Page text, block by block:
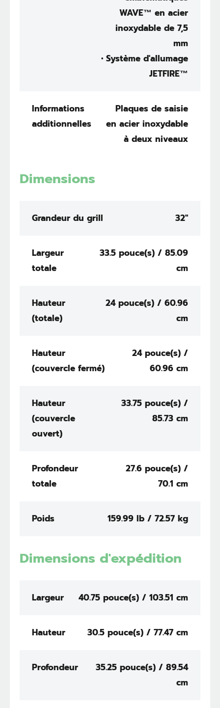
WAVE™ en acier
inoxydable de 7,5
mm
• Système d'allumage
JETFIRE™
Informations
additionnelles
Plaques de saisie
en acier inoxydable
à deux niveaux
Dimensions
Grandeur du grill 32"
Largeur
totale
33.5 pouce(s) / 85.09
cm
Hauteur
(totale)
24 pouce(s) / 60.96
cm
Hauteur
(couvercle fermé)
24 pouce(s) /
60.96 cm
Hauteur
(couvercle
ouvert)
33.75 pouce(s) /
85.73 cm
Profondeur
totale
27.6 pouce(s) /
70.1 cm
Poids 159.99 lb / 72.57 kg
Dimensions d'expédition
Largeur 40.75 pouce(s) / 103.51 cm
Hauteur 30.5 pouce(s) / 77.47 cm
Profondeur
35.25 pouce(s) / 89.54
cm